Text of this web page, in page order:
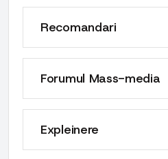
Recomandari
Forumul Mass-media
Expleinere